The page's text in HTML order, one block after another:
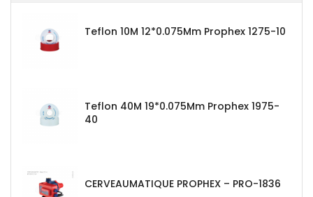
Teflon 10M 12*0.075Mm Prophex 1275-10
Teflon 40M 19*0.075Mm Prophex 1975-
40
CERVEAUMATIQUE PROPHEX – PRO-1836